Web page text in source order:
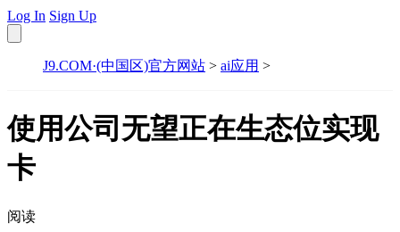
Log In Sign Up
J9.COM·(中国区)官方网站 > ai应用 >
使用公司无望正在生态位实现
卡
阅读